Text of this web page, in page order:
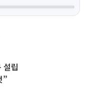
설립
”